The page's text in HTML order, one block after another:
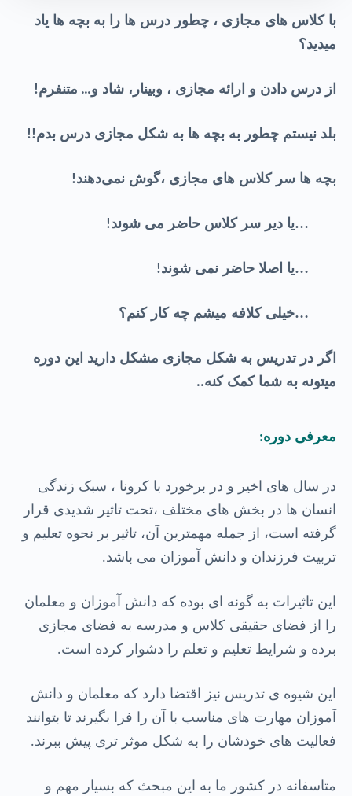
با کلاس های مجازی ، چطور درس ها را به بچه ها یاد
میدید؟
از درس دادن و ارائه مجازی ، وبینار، شاد و… متنفرم!
بلد نیستم چطور به بچه ها به شکل مجازی درس بدم!!
بچه ها سر کلاس های مجازی ،گوش نمی‌دهند!
…یا دیر سر کلاس حاضر می شوند!
…یا اصلا حاضر نمی شوند!
…خیلی کلافه میشم چه کار کنم؟
اگر در تدریس به شکل مجازی مشکل دارید این دوره
میتونه به شما کمک کنه..
معرفی دوره:
در سال های اخیر و در برخورد با کرونا ، سبک زندگی
انسان ها در بخش های مختلف ،تحت تاثیر شدیدی قرار
گرفته است، از جمله مهمترین آن، تاثیر بر نحوه تعلیم و
تربیت فرزندان و دانش آموزان می باشد.
این تاثیرات به گونه ای بوده که دانش آموزان و معلمان
را از فضای حقیقی کلاس و مدرسه به فضای مجازی
برده و شرایط تعلیم و تعلم را دشوار کرده است.
این شیوه ی تدریس نیز اقتضا دارد که معلمان و دانش
آموزان مهارت های مناسب با آن را فرا بگیرند تا بتوانند
فعالیت های خودشان را به شکل موثر تری پیش ببرند.
متاسفانه در کشور ما به این مبحث که بسیار مهم و